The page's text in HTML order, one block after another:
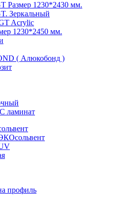
Размер 1230*2430 мм.
Зеркальный
Acrylic
1230*2450 мм.
( Алюкобонд )
ламинат
профиль